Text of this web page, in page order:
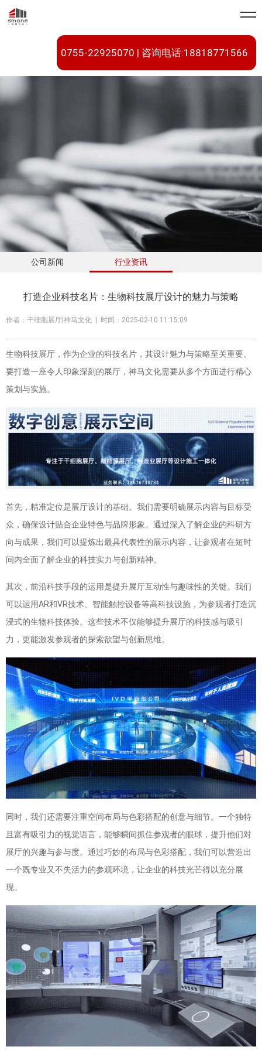
0755-22925070 | 咨询电话:18818771566
公司新闻 行业资讯
打造企业科技名片：生物科技展厅设计的魅力与策略
作者：干细胞展厅|神马文化 | 时间：2025-02-10 11:15:09
生物科技展厅，作为企业的科技名片，其设计魅力与策略至关重要。
要打造一座令人印象深刻的展厅，神马文化需要从多个方面进行精心
策划与实施。
首先，精准定位是展厅设计的基础。我们需要明确展示内容与目标受
众，确保设计贴合企业特色与品牌形象。通过深入了解企业的科研方
向与成果，我们可以提炼出最具代表性的展示内容，让参观者在短时
间内全面了解企业的科技实力与创新精神。
其次，前沿科技手段的运用是提升展厅互动性与趣味性的关键。我们
可以运用AR和VR技术、智能触控设备等高科技设施，为参观者打造沉
浸式的生物科技体验。这些技术不仅能够提升展厅的科技感与吸引
力，更能激发参观者的探索欲望与创新思维。
同时，我们还需要注重空间布局与色彩搭配的创意与细节。一个独特
且富有吸引力的视觉语言，能够瞬间抓住参观者的眼球，提升他们对
展厅的兴趣与参与度。通过巧妙的布局与色彩搭配，我们可以营造出
一个既专业又不失活力的参观环境，让企业的科技光芒得以充分展
现。